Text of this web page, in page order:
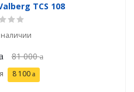
TCS 108
наличии
81 000
8 100